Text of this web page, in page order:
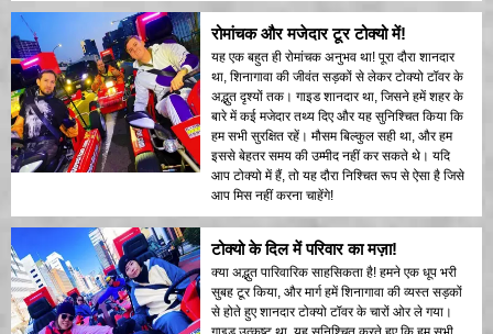
रोमांचक और मजेदार टूर टोक्यो में!
यह एक बहुत ही रोमांचक अनुभव था! पूरा दौरा शानदार
था, शिनागावा की जीवंत सड़कों से लेकर टोक्यो टॉवर के
अद्भुत दृश्यों तक। गाइड शानदार था, जिसने हमें शहर के
बारे में कई मजेदार तथ्य दिए और यह सुनिश्चित किया कि
हम सभी सुरक्षित रहें। मौसम बिल्कुल सही था, और हम
इससे बेहतर समय की उम्मीद नहीं कर सकते थे। यदि
आप टोक्यो में हैं, तो यह दौरा निश्चित रूप से ऐसा है जिसे
आप मिस नहीं करना चाहेंगे!
टोक्यो के दिल में परिवार का मज़ा!
क्या अद्भुत पारिवारिक साहसिकता है! हमने एक धूप भरी
सुबह टूर किया, और मार्ग हमें शिनागावा की व्यस्त सड़कों
से होते हुए शानदार टोक्यो टॉवर के चारों ओर ले गया।